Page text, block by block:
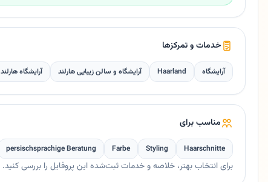
خدمات و تمرکزها
آرایشگاه Haarland آرایشگاه و سالن زیبایی هارلند آرایشگاه هارلند
مناسب برای
Haarschnitte
Styling
Farbe
persischsprachige Beratung
برای انتخاب بهتر، خلاصه و خدمات ثبت‌شده این پروفایل را بررسی کنید.